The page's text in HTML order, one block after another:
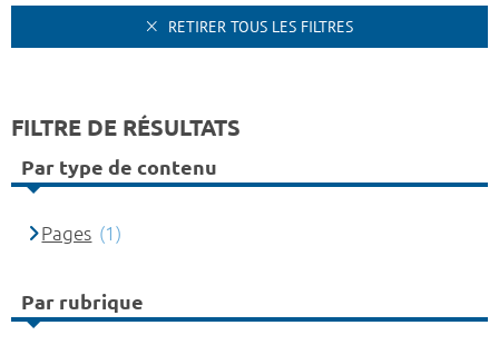
RETIRER TOUS LES FILTRES
FILTRE DE RÉSULTATS
Par type de contenu
Pages (1)
Par rubrique